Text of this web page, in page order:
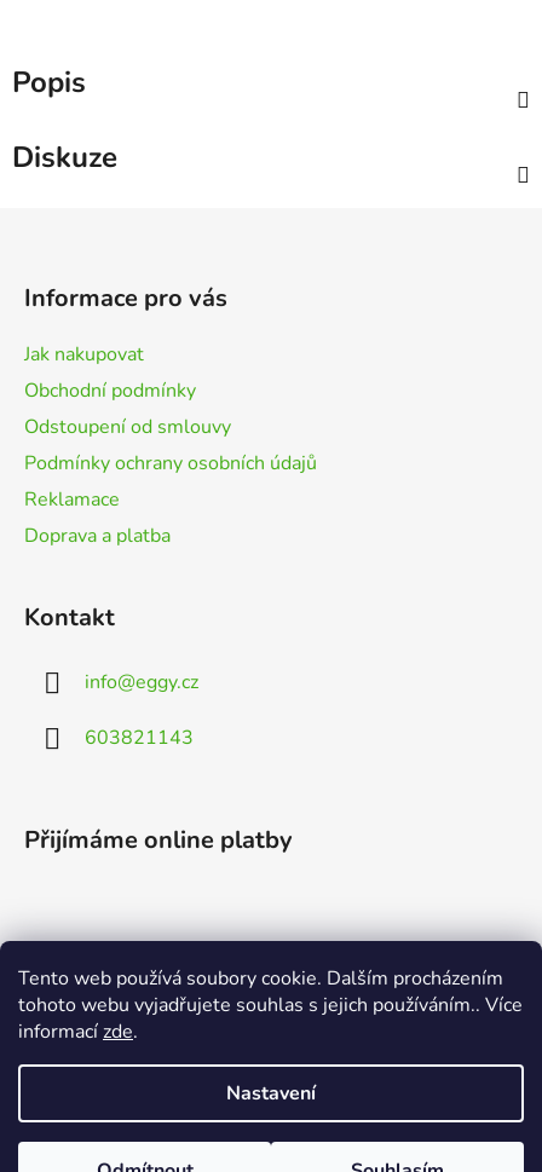
Tento web používá soubory cookie. Dalším procházením
tohoto webu vyjadřujete souhlas s jejich používáním.. Více
informacízde.
Nastavení
Popis
Diskuze
Informace pro vás
Jak nakupovat
Obchodní podmínky
Odstoupení od smlouvy
Podmínky ochrany osobních údajů
Reklamace
Doprava a platba
Kontakt
info@eggy.cz
603821143
Přijímáme online platby
Vyhledávání
HLEDAT